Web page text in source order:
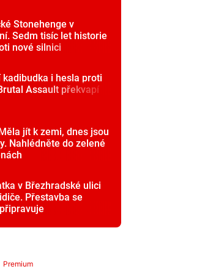
Stonehenge v
Sedm tisíc let historie
nové silnici
kadibudka i hesla proti
Assault překvapí
jít k zemi, dnes jsou
Nahlédněte do zelené
v Březhradské ulici
Přestavba se
Premium